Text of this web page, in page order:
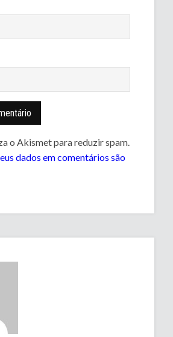
o Akismet para reduzir spam.
dados em comentários são